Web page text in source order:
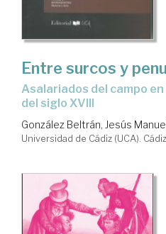
Entre surcos y
asalariados del campo en la Andalucía occidental
del siglo XVIII
González Beltrán, Jesús
Universidad de Cádiz (UCA).